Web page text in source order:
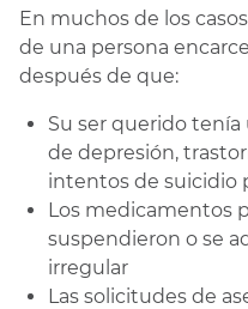
En muchos de los
de una persona
después de que:
Su ser querido
de depresión,
intentos de suicidio
Los medicamentos
suspendieron o se
irregular
Las solicitudes de